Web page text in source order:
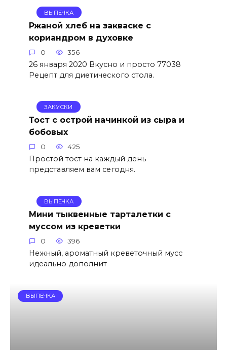
ВЫПЕЧКА
Ржаной хлеб на закваске с
кориандром в духовке
0 356
26 января 2020 Вкусно и просто 77038
Рецепт для диетического стола.
ЗАКУСКИ
Тост с острой начинкой из сыра и
бобовых
0 425
Простой тост на каждый день
представляем вам сегодня.
ВЫПЕЧКА
Мини тыквенные тарталетки с
муссом из креветки
0 396
Нежный, ароматный креветочный мусс
идеально дополнит
ВЫПЕЧКА